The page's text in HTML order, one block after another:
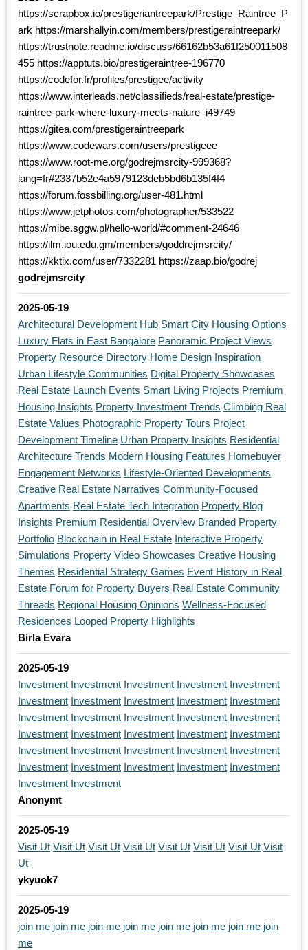
https://scrapbox.io/prestigeriantreepark/Prestige_Raintree_P
ark https://marshallyin.com/members/prestigeraintreepark/
https://trustnote.readme.io/discuss/66162b53a61f250011508
455 https://apptuts.bio/prestigeraintree-196770
https://codefor.fr/profiles/prestigee/activity
https://www.interleads.net/classifieds/real-estate/prestige-
raintree-park-where-luxury-meets-nature_i49749
https://gitea.com/prestigeraintreepark
https://www.codewars.com/users/prestigeee
https://www.root-me.org/godrejmsrcity-999368?
lang=fr#2337b52e4a5979123deb5bd6b135f4f4
https://forum.fossbilling.org/user-481.html
https://www.jetphotos.com/photographer/533522
https://mibe.sggw.pl/hello-world/#comment-24646
https://ilm.iou.edu.gm/members/goddrejmsrcity/
https://kktix.com/user/7332281 https://zaap.bio/godrej
godrejmsrcity
2025-05-19
Architectural Development Hub Smart City Housing Options
Luxury Flats in East Bangalore Panoramic Project Views
Property Resource Directory Home Design Inspiration
Urban Lifestyle Communities Digital Property Showcases
Real Estate Launch Events Smart Living Projects Premium
Housing Insights Property Investment Trends Climbing Real
Estate Values Photographic Property Tours Project
Development Timeline Urban Property Insights Residential
Architecture Trends Modern Housing Features Homebuyer
Engagement Networks Lifestyle-Oriented Developments
Creative Real Estate Narratives Community-Focused
Apartments Real Estate Tech Integration Property Blog
Insights Premium Residential Overview Branded Property
Portfolio Blockchain in Real Estate Interactive Property
Simulations Property Video Showcases Creative Housing
Themes Residential Strategy Games Event History in Real
Estate Forum for Property Buyers Real Estate Community
Threads Regional Housing Opinions Wellness-Focused
Residences Looped Property Highlights
Birla Evara
2025-05-19
Investment Investment Investment Investment Investment
Investment Investment Investment Investment Investment
Investment Investment Investment Investment Investment
Investment Investment Investment Investment Investment
Investment Investment Investment Investment Investment
Investment Investment Investment Investment Investment
Investment Investment
Anonymt
2025-05-19
Visit Ut Visit Ut Visit Ut Visit Ut Visit Ut Visit Ut Visit Ut Visit
Ut
ykyuok7
2025-05-19
join me join me join me join me join me join me join me join
me